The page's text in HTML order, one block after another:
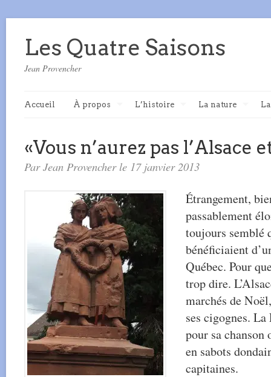
Les Quatre Saisons
Jean Provencher
Accueil À propos L’histoire La nature
«Vous n’aurez pas l’Alsace
Par Jean Provencher le 17 janvier 2013
Étrangement,
passablement
toujours semblé
bénéficiaient
Québec. Pour
trop dire.
marchés de
ses cigognes.
pour sa chanson
en sabots
capitaines.